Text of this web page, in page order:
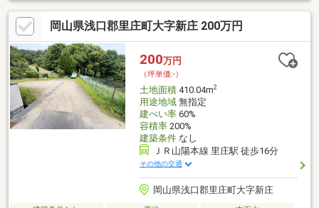
岡山県浅口郡里庄町大字新庄 200万円
200万円
（坪単価:-）
土地面積410.04m2
用途地域無指定
建ぺい率60%
容積率200%
建築条件なし
ＪＲ山陽本線 里庄駅 徒歩16分
その他の交通
岡山県浅口郡里庄町大字新庄